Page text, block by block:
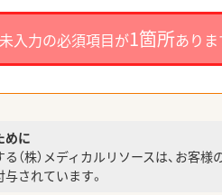
未入力の必須項目が1箇所ありま
めに
（株）メディカルリソースは、お客
されています。